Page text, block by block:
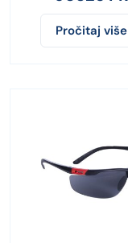
Pročitaj više